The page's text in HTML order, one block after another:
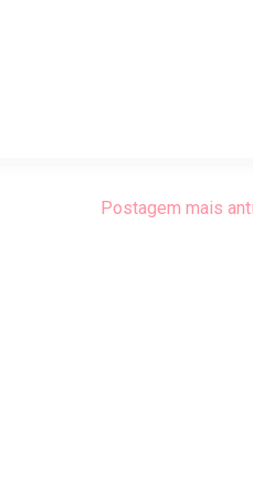
Postagem mais